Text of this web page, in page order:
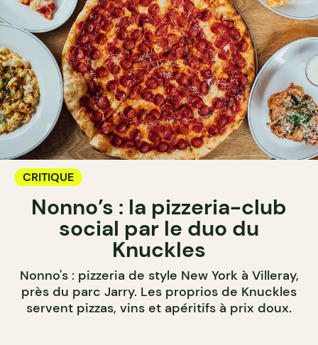
CRITIQUE
Nonno’s : la pizzeria-club
social par le duo du
Knuckles
Nonno's : pizzeria de style New York à Villeray,
près du parc Jarry. Les proprios de Knuckles
servent pizzas, vins et apéritifs à prix doux.